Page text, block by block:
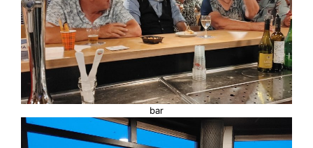
bar